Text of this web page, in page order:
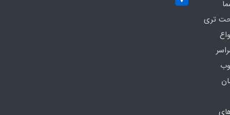
تری